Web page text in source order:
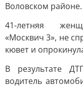
Воловском районе.
41-летняя
«Москвич 3», не
кювет и
В результате
водитель